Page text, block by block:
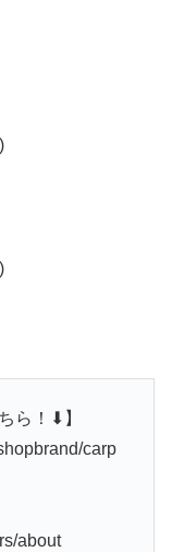
ら！⬇︎】
carp
about